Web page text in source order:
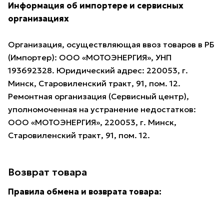
Информация об импортере и сервисных
организациях
Организация, осуществляющая ввоз товаров в РБ
(Импортер): ООО «МОТОЭНЕРГИЯ», УНП
193692328. Юридический адрес: 220053, г.
Минск, Старовиленский тракт, 91, пом. 12.
Ремонтная организация (Сервисный центр),
уполномоченная на устранение недостатков:
ООО «МОТОЭНЕРГИЯ», 220053, г. Минск,
Старовиленский тракт, 91, пом. 12.
Возврат товара
Правила обмена и возврата товара: